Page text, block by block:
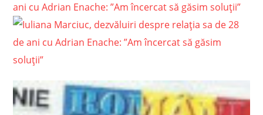
ani cu Adrian Enache: ”Am încercat să găsim soluții”